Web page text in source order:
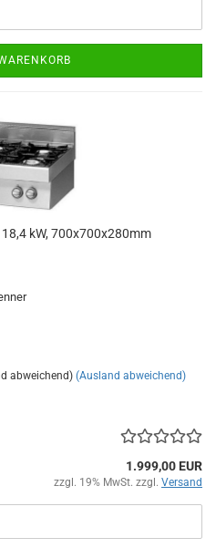
kW, 700x700x280mm
abweichend) (Ausland abweichend)
1.999,00 EUR
zzgl. 19% MwSt. zzgl. Versand